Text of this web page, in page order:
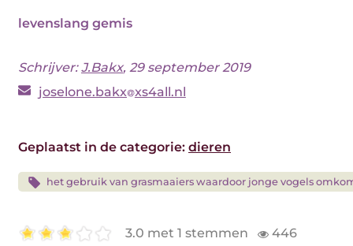
levenslang gemis
Schrijver:J.Bakx, 29 september 2019
joselone.bakx xs4all.nl
Geplaatst in de categorie: dieren
het gebruik van grasmaaiers waardoor jonge vogels
3.0 met 1 stemmen 446